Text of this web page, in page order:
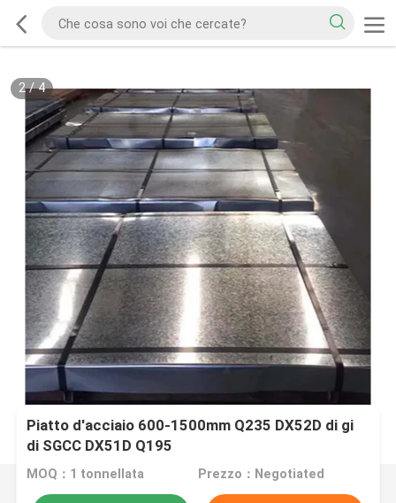
2/4
Piatto d'acciaio 600-1500mm Q235 DX52D di gi
di SGCC DX51D Q195
MOQ：1 tonnellata Prezzo：Negotiated